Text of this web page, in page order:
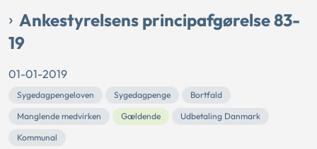
Ankestyrelsens principafgørelse 83-
19
01-01-2019
Sygedagpengeloven Sygedagpenge
Bortfald
Manglende medvirken
Gældende
Udbetaling Danmark
Kommunal